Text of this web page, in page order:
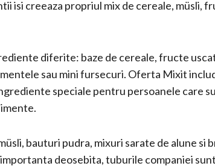
isi creeaza propriul mix de cereale, müsli,
diferite: baze de cereale, fructe
sau mini fursecuri. Oferta Mixit
speciale pentru persoanele care
bauturi pudra, mixuri sarate de alune
deosebita, tuburile companiei